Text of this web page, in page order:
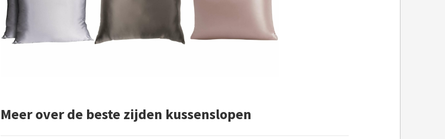
Meer over de beste zijden kussenslopen